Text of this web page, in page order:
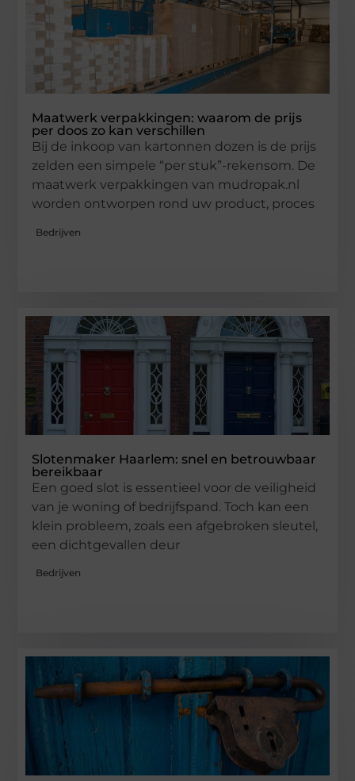
Maatwerk verpakkingen: waarom de prijs
per doos zo kan verschillen
Bij de inkoop van kartonnen dozen is de prijs
zelden een simpele “per stuk”-rekensom. De
maatwerk verpakkingen van mudropak.nl
worden ontworpen rond uw product, proces
Bedrijven
Slotenmaker Haarlem: snel en betrouwbaar
bereikbaar
Een goed slot is essentieel voor de veiligheid
van je woning of bedrijfspand. Toch kan een
klein probleem, zoals een afgebroken sleutel,
een dichtgevallen deur
Bedrijven